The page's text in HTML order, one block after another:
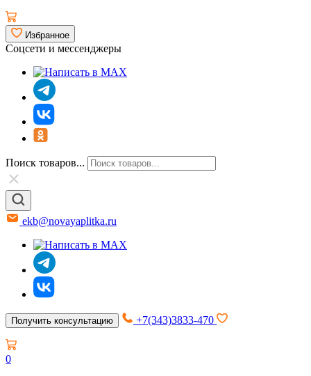
Избранное
Соцсети и мессенджеры
Поиск товаров...
ekb@novayaplitka.ru
Получить консультацию +7(343)3833-470
0